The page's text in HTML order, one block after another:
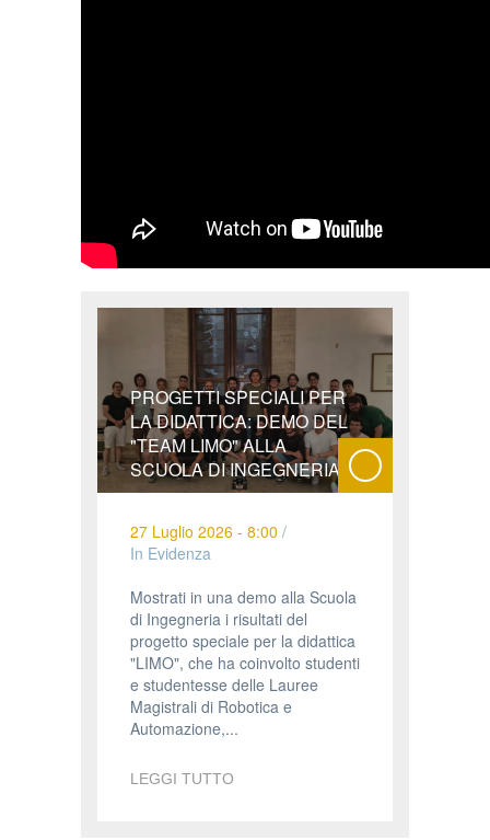
PROGETTI SPECIALI PER
LA DIDATTICA: DEMO DEL
"TEAM LIMO" ALLA
SCUOLA DI INGEGNERIA
27 Luglio 2026 - 8:00 /
In Evidenza
Mostrati in una demo alla Scuola
di Ingegneria i risultati del
progetto speciale per la didattica
"LIMO", che ha coinvolto studenti
e studentesse delle Lauree
Magistrali di Robotica e
Automazione,...
LEGGI TUTTO